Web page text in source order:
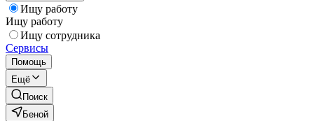
Ищу работу
Ищу работу
Ищу сотрудника
Сервисы
Помощь
Ещё
Поиск
Беной